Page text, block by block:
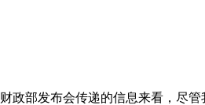
政部发布会传递的信息来看，尽